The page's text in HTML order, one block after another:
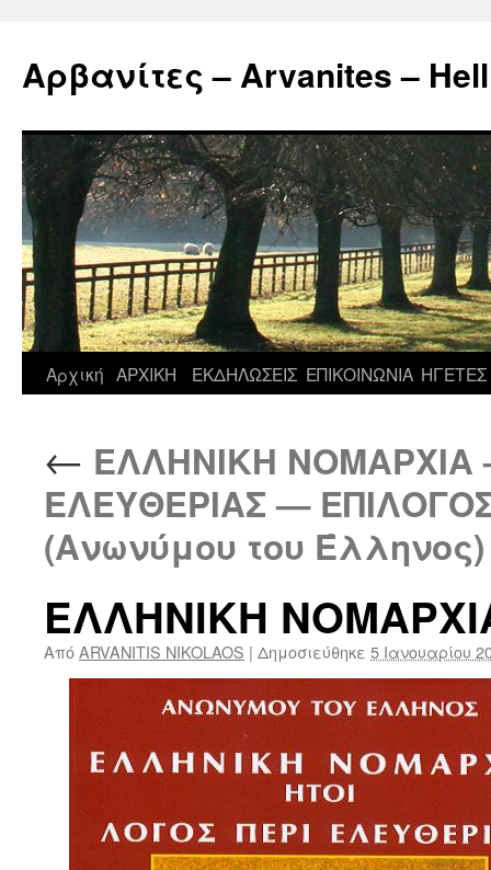
περιεχόμενο
Αρβανίτες – Arvanites –
Αρχική ΑΡΧΙΚΗ ΕΚΔΗΛΩΣΕΙΣ ΕΠΙΚΟΙΝΩΝΙΑ ΗΓΕΤΕΣ
← ΕΛΛΗΝΙΚΗ ΝΟΜΑΡΧΙΑ
ΕΛΕΥΘΕΡΙΑΣ —
(Ανωνύμου του
ΕΛΛΗΝΙΚΗ
ΑπόARVANITIS NIKOLAOS | Δημοσιεύθηκε 5 Ιανουαρίου